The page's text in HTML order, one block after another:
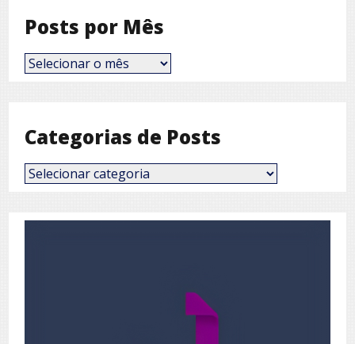
Posts por Mês
Posts
por
Categorias de Posts
Categorias
de